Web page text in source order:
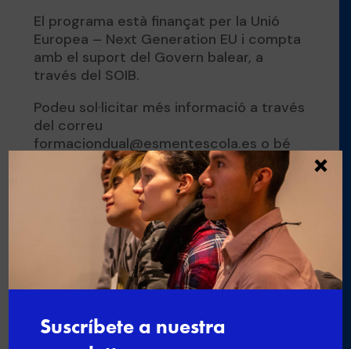
El programa està finançat per la Unió
Europea – Next Generation EU i compta
amb el suport del Govern balear, a
través del SOIB.
Podeu sol·licitar més informació a través
del correu
formaciondual@esmentescola.es o bé
telefonar al 871 805 112
Buscar
Últimas noticias
Nuevo curso de gestión administrativa y
Ciberseguridad para el empleo: una
×